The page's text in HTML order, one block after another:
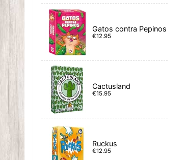
Gatos contra Pepinos
€12.95
Cactusland
€15.95
Ruckus
€12.95